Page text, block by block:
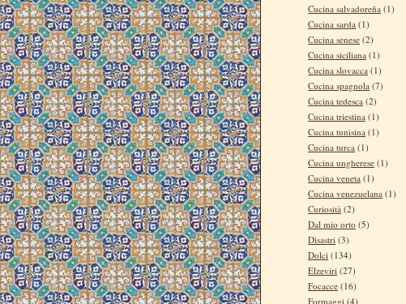
Cucina salvadoreña (1)
Cucina sarda (1)
Cucina senese (2)
Cucina siciliana (1)
Cucina slovacca (1)
Cucina spagnola (7)
Cucina tedesca (2)
Cucina triestina (1)
Cucina tunisina (1)
Cucina turca (1)
Cucina ungherese (1)
Cucina veneta (1)
Cucina venezuelana (1)
Curiosità (2)
Dal mio orto (5)
Disastri (3)
Dolci (134)
Elzeviri (27)
Focacce (16)
Formaggi (4)